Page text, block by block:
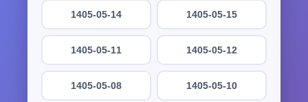
1405-05-15
1405-05-14
1405-05-12
1405-05-11
1405-05-10
1405-05-08